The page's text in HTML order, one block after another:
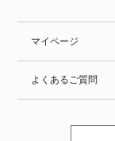
マイページ
よくあるご質問